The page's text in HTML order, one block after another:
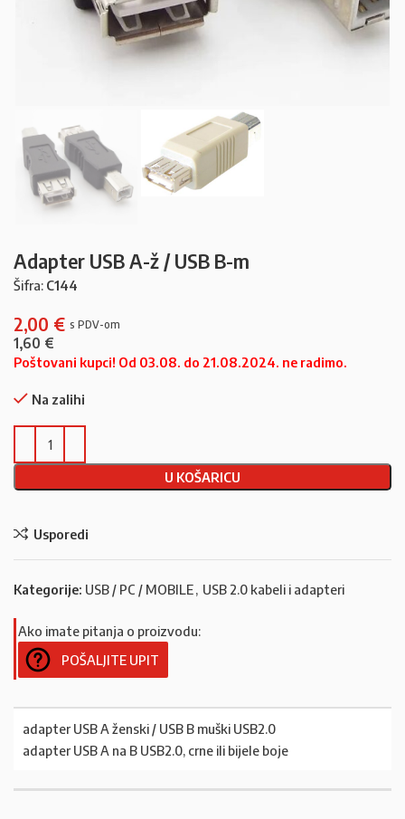
Adapter USB A-ž / USB B-m
Šifra: C144
2,00 €
1,60 €
Poštovani kupci! Od 03.08. do 21.08.2024. ne radimo.
Na zalihi
U KOŠARICU
Usporedi
Kategorije: USB / PC / MOBILE, USB 2.0 kabeli i adapteri
Ako imate pitanja o proizvodu:
POŠALJITE UPIT
adapter USB A ženski / USB B muški USB2.0
adapter USB A na B USB2.0, crne ili bijele boje